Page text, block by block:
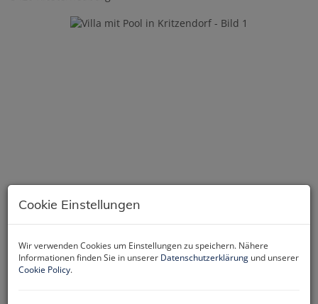
Cookie Einstellungen
Wir verwenden Cookies um Einstellungen zu speichern. Nähere
Informationen finden Sie in unserer Datenschutzerklärung und unserer
Cookie Policy.